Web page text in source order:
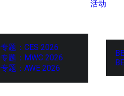
专题：CES 2026
专题：MWC 2026
专题：AWE 2026
活动